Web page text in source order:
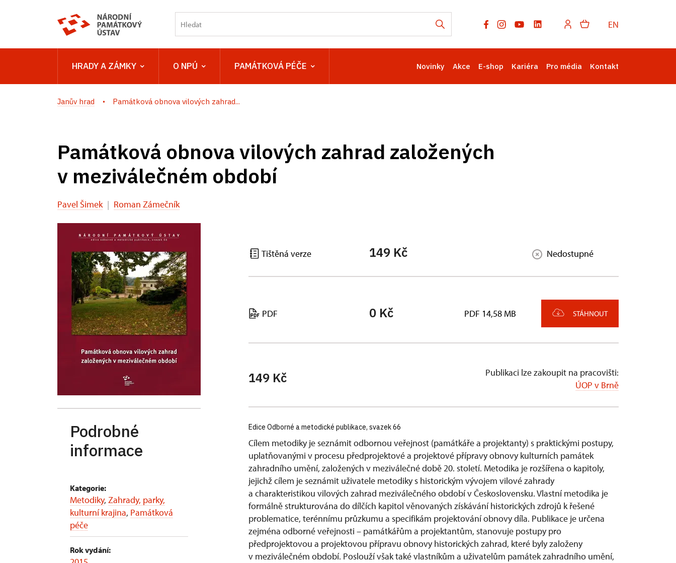
EN
HRADY A ZÁMKY O NPÚ PAMÁTKOVÁ PÉČE Novinky Akce E-shop Kariéra Pro média Kontakt
Janův hrad Památková obnova vilových zahrad...
Památková obnova vilových zahrad založených
v meziválečném období
Pavel Šimek | Roman Zámečník
Podrobné
informace
Kategorie:
Metodiky, Zahrady, parky,
kulturní krajina, Památková
péče
Rok vydání:
Tištěná verze 149 Kč Nedostupné
PDF 0 Kč PDF 14,58 MB STÁHNOUT
149 Kč
Publikaci lze zakoupit na pracovišti:
ÚOP v Brně
Edice Odborné a metodické publikace, svazek 66
Cílem metodiky je seznámit odbornou veřejnost (památkáře a projektanty) s praktickými postupy,
uplatňovanými v procesu předprojektové a projektové přípravy obnovy kulturních památek
zahradního umění, založených v meziválečné době 20. století. Metodika je rozšířena o kapitoly,
jejichž cílem je seznámit uživatele metodiky s historickým vývojem vilové zahrady
a charakteristikou vilových zahrad meziválečného období v Československu. Vlastní metodika je
formálně strukturována do dílčích kapitol věnovaných získávání historických zdrojů k řešené
problematice, terénnímu průzkumu a specifikám projektování obnovy díla. Publikace je určena
zejména odborné veřejnosti – památkářům a projektantům, stanovuje postupy pro
předprojektovou a projektovou přípravu obnovy historických zahrad, které byly založeny
v meziválečném období. Poslouží však také vlastníkům a uživatelům památek zahradního umění,